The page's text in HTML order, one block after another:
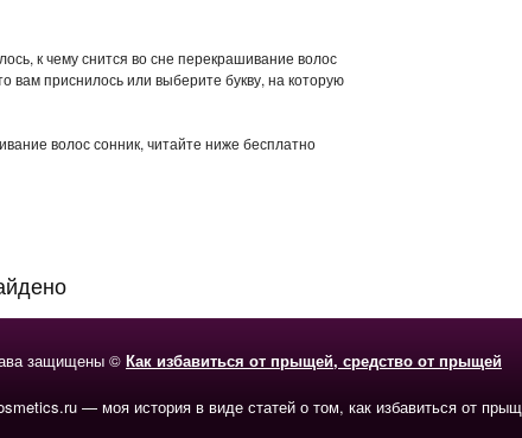
к чему снится во сне перекрашивание волос
вам приснилось или выберите букву, на которую
волос сонник, читайте ниже бесплатно
защищены © Как избавиться от прыщей, средство от прыщей
— моя история в виде статей о том, как избавиться от